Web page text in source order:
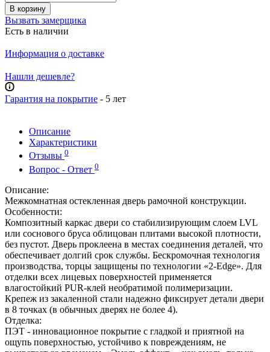
В корзину
Вызвать замерщика
Есть в наличии
Информация о доставке
Нашли дешевле?
Гарантия на покрытие - 5 лет
Описание
Характеристики
Отзывы 0
Вопрос - Ответ 0
Описание:
Межкомнатная остекленная дверь рамочной конструкции.
Особенности:
Композитный каркас двери со стабилизирующим слоем LVL
или соснового бруса облицован плитами высокой плотности,
без пустот. Дверь проклеена в местах соединения деталей, что
обеспечивает долгий срок службы. Бескромочная технология
производства, торцы защищены по технологии «2-Edge». Для
отделки всех лицевых поверхностей применяется
влагостойкий PUR-клей необратимой полимеризации.
Крепеж из закаленной стали надежно фиксирует детали двери
в 8 точках (в обычных дверях не более 4).
Отделка:
ПЭТ - инновационное покрытие c гладкой и приятной на
ощупь поверхностью, устойчиво к повреждениям, не